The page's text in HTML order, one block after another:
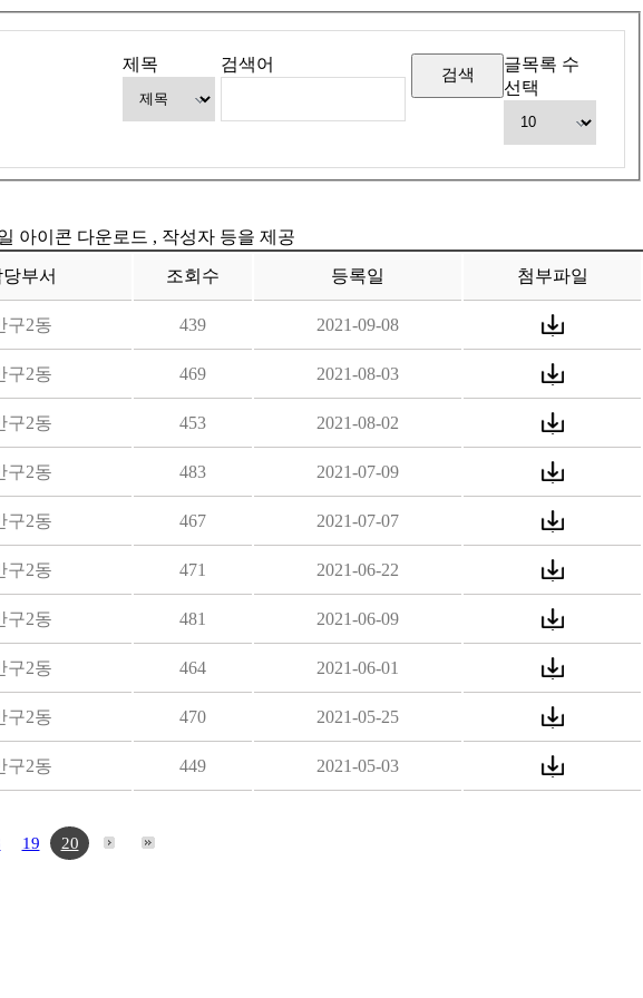
제목 검색어
글목록 수
선택
아이콘 다운로드 , 작성자 등을 제공
당부서 조회수 등록일 첨부파일
구2동 439 2021-09-08
구2동 469 2021-08-03
구2동 453 2021-08-02
구2동 483 2021-07-09
구2동 467 2021-07-07
구2동 471 2021-06-22
구2동 481 2021-06-09
구2동 464 2021-06-01
구2동 470 2021-05-25
구2동 449 2021-05-03
19 20